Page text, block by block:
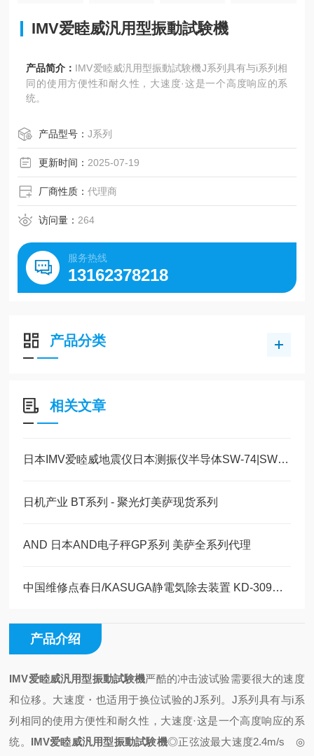
IMV爱睦威汎用型振動試験機
产品简介： IMV爱睦威汎用型振動試験機J系列具有与i系列相
同的使用方便性和耐久性，大速度·这是一个高度响应的系
统。
产品型号：J系列
更新时间： 2025-07-19
厂商性质：代理商
访问量： 264
服务热线
13162378218
产品分类
相关文章
日本IMV爱睦威地震仪日本测振仪半导体SW-74|SW-72
日机产业 BT系列 - 聚光灯美萨现货系列
AND 日本AND电子秤GP系列 美萨全系列代理
中国维修点春日/KASUGA静電気除去装置 KD-309BS ND-503T-A1
产品介绍
IMV爱睦威汎用型振動試験機严酷的冲击波试验需要很大的速度
和位移。 大速度・也适用于换位试验的J系列。 J系列具有与i系
列相同的使用方便性和耐久性，大速度·这是一个高度响应的系
统。 IMV爱睦威汎用型振動試験機◎正弦波最大速度2.4m/s ◎